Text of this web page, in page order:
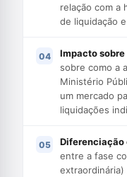
relação com a
de liquidação
Impacto
sobre como a
Ministério
um mercado
liquidações
Diferenciação
entre a fase
extraordinária)